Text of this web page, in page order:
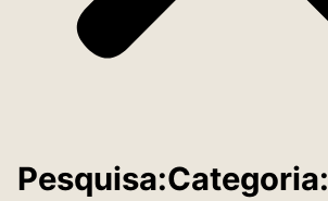
Pesquisa:Categoria: